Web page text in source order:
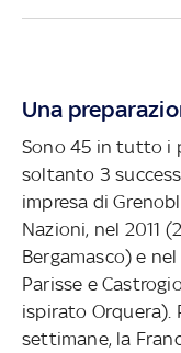
Una
Sono 45 in tutto i
soltanto 3
impresa di
Nazioni, nel 2011
Bergamasco) e
Parisse e
ispirato Orquera).
settimane, la